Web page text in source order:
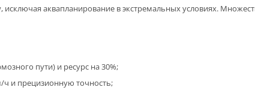
аквапланирование в экстремальных условиях.
пути) и ресурс на 30%;
ч и прецизионную точность;